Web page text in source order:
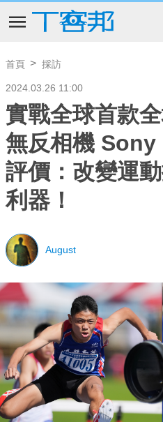
首頁 採訪
2024.03.26 11:00
實戰全球首款
無反相機 Sony
評價：改變運
利器！
August